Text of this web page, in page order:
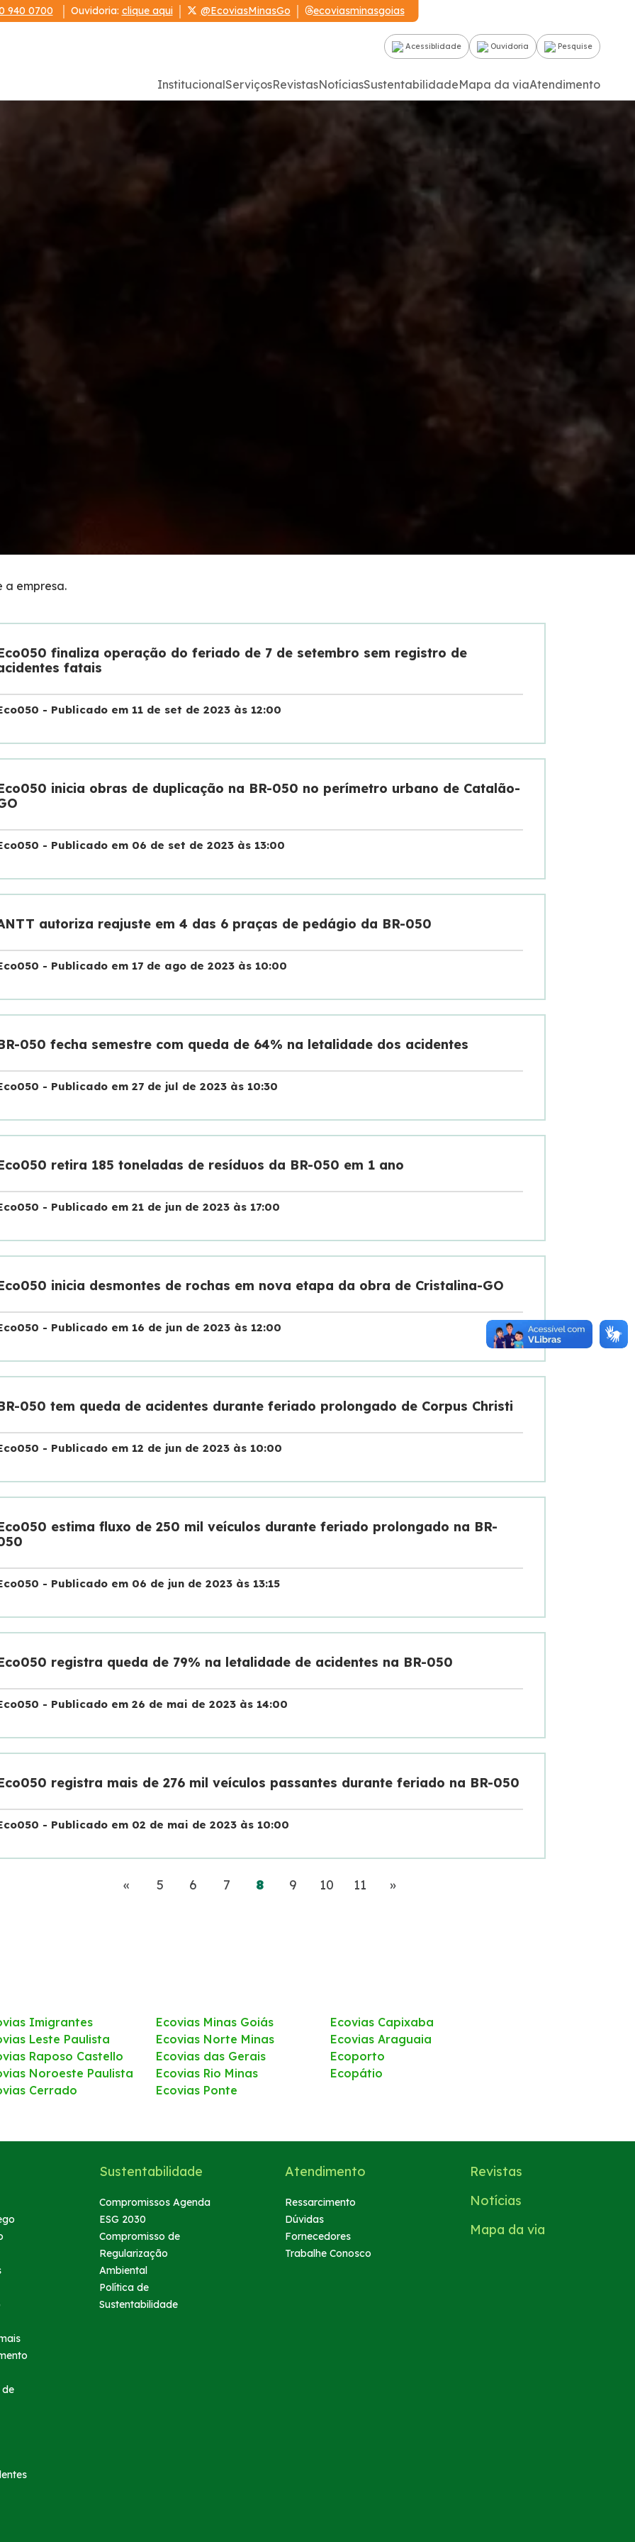
940 0700 Ouvidoria: clique aqui @EcoviasMinasGo ecoviasminasgoias
Acessiblidade Ouvidoria Pesquise
InstitucionalServiçosRevistasNotíciasSustentabilidadeMapa da viaAtendimento
a empresa.
finaliza operação do feriado de 7 de setembro sem registro de
fatais
- Publicado em 11 de set de 2023 às 12:00
inicia obras de duplicação na BR-050 no perímetro urbano de Catalão-
- Publicado em 06 de set de 2023 às 13:00
autoriza reajuste em 4 das 6 praças de pedágio da BR-050
- Publicado em 17 de ago de 2023 às 10:00
050 fecha semestre com queda de 64% na letalidade dos acidentes
- Publicado em 27 de jul de 2023 às 10:30
retira 185 toneladas de resíduos da BR-050 em 1 ano
- Publicado em 21 de jun de 2023 às 17:00
inicia desmontes de rochas em nova etapa da obra de Cristalina-GO
- Publicado em 16 de jun de 2023 às 12:00
050 tem queda de acidentes durante feriado prolongado de Corpus Christi
- Publicado em 12 de jun de 2023 às 10:00
estima fluxo de 250 mil veículos durante feriado prolongado na BR-
- Publicado em 06 de jun de 2023 às 13:15
registra queda de 79% na letalidade de acidentes na BR-050
- Publicado em 26 de mai de 2023 às 14:00
registra mais de 276 mil veículos passantes durante feriado na BR-050
- Publicado em 02 de mai de 2023 às 10:00
« Anterior
5 6 7 8(current)
9 10 11 »Próximo
Imigrantes
Leste Paulista
Raposo Castello
Noroeste Paulista
Cerrado
Ecovias Minas Goiás
Ecovias Norte Minas
Ecovias das Gerais
Ecovias Rio Minas
Ecovias Ponte
Ecovias Capixaba
Ecovias Araguaia
Ecoporto
Ecopátio
Sustentabilidade
Compromissos Agenda
ESG 2030
Compromisso de
Regularização
Ambiental
Política de
Sustentabilidade
Atendimento
Ressarcimento
Dúvidas
Fornecedores
Trabalhe Conosco
Revistas
Notícias
Mapa da via